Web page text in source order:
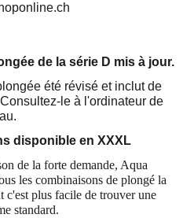
de la série D mis à jour.
été révisé et inclut de
le à l'ordinateur de
disponible en XXXL
de la forte demande, Aqua
les combinaisons de plongé la
plus facile de trouver une
standard.